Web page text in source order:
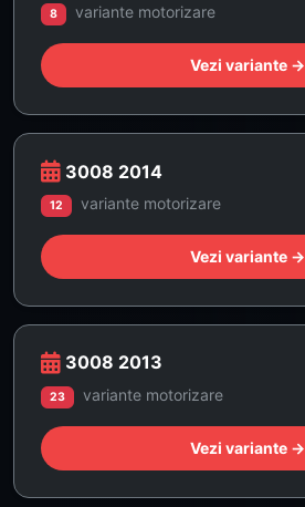
8 variante motorizare
Vezi variante →
3008 2014
12 variante motorizare
Vezi variante →
3008 2013
23 variante motorizare
Vezi variante →